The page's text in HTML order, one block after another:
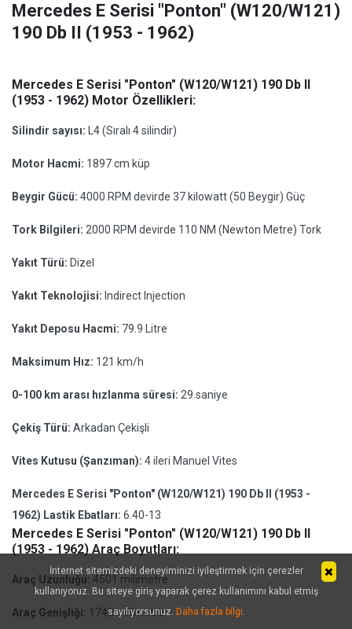
Mercedes E Serisi "Ponton" (W120/W121)
190 Db II (1953 - 1962)
Mercedes E Serisi "Ponton" (W120/W121) 190 Db II
(1953 - 1962) Motor Özellikleri:
Silindir sayısı: L4 (Sıralı 4 silindir)
Motor Hacmi: 1897 cm küp
Beygir Gücü: 4000 RPM devirde 37 kilowatt (50 Beygir) Güç
Tork Bilgileri: 2000 RPM devirde 110 NM (Newton Metre) Tork
Yakıt Türü: Dizel
Yakıt Teknolojisi: Indirect Injection
Yakıt Deposu Hacmi: 79.9 Litre
Maksimum Hız: 121 km/h
0-100 km arası hızlanma süresi: 29 saniye
Çekiş Türü: Arkadan Çekişli
Vites Kutusu (Şanzıman): 4 ileri Manuel Vites
Mercedes E Serisi "Ponton" (W120/W121) 190 Db II (1953 -
1962) Lastik Ebatları: 6.40-13
Mercedes E Serisi "Ponton" (W120/W121) 190 Db II
(1953 - 1962) Araç Boyutları:
Araç Uzunluğu: 4501 milimetre
Araç Genişliği: 1740 milimetre
İnternet sitemizdeki deneyiminizi iyileştirmek için çerezler
kullanıyoruz. Bu siteye giriş yaparak çerez kullanımını kabul etmiş
sayılıyorsunuz. Daha fazla bilgi.